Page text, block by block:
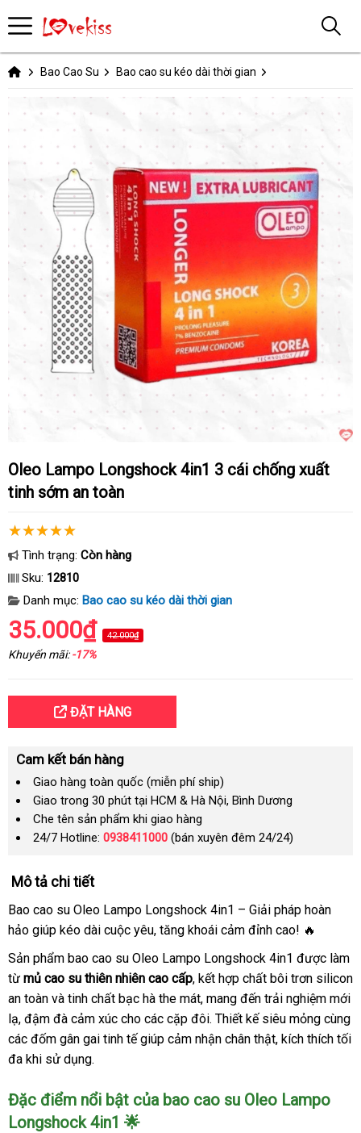
Bao Cao Su Bao cao su kéo dài thời gian
Oleo Lampo Longshock 4in1 3 cái chống xuất
tinh sớm an toàn
Tình trạng: Còn hàng
Sku: 12810
Danh mục: Bao cao su kéo dài thời gian
35.000₫ 42.000₫
Khuyến mãi:-17%
ĐẶT HÀNG
Cam kết bán hàng
Giao hàng toàn quốc (miễn phí ship)
Giao trong 30 phút tại HCM & Hà Nội, Bình Dương
Che tên sản phẩm khi giao hàng
24/7 Hotline: 0938411000 (bán xuyên đêm 24/24)
Mô tả chi tiết
Bao cao su Oleo Lampo Longshock 4in1 – Giải pháp hoàn
hảo giúp kéo dài cuộc yêu, tăng khoái cảm đỉnh cao! 🔥
Sản phẩm bao cao su Oleo Lampo Longshock 4in1 được làm
từ mủ cao su thiên nhiên cao cấp, kết hợp chất bôi trơn silicon
an toàn và tinh chất bạc hà the mát, mang đến trải nghiệm mới
lạ, đậm đà cảm xúc cho các cặp đôi. Thiết kế siêu mỏng cùng
các đốm gân gai tinh tế giúp cảm nhận chân thật, kích thích tối
đa khi sử dụng.
Đặc điểm nổi bật của bao cao su Oleo Lampo
Longshock 4in1 🌟